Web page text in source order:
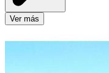
Ver más